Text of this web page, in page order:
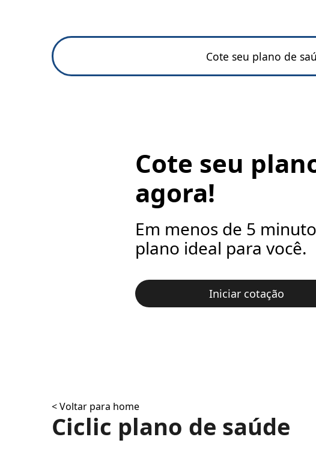
Cote seu plano de
Cote seu
agora!
Em menos de 5
plano ideal para você.
Iniciar cotação
< Voltar para home
Ciclic plano de saúde